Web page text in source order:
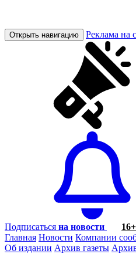
Открыть навигацию Реклама на
Подписаться на новости
16+
Главная Новости Компании
Об издании Архив газеты